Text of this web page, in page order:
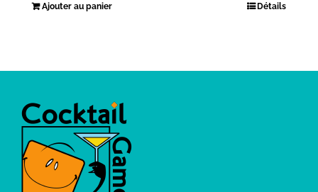
Ajouter au panier Détails